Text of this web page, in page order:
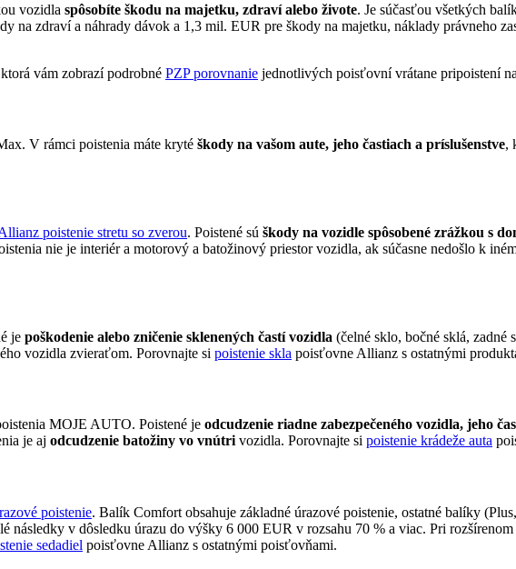
vozidla spôsobíte škodu na majetku, zdraví alebo živote. Je súčasťou všetkých
zdraví a náhrady dávok a 1,3 mil. EUR pre škody na majetku, náklady právneho
vám zobrazí podrobné PZP porovnanie jednotlivých poisťovní vrátane pripoistení
V rámci poistenia máte kryté škody na vašom aute, jeho častiach a príslušenstve,
poistenie stretu so zverou. Poistené sú škody na vozidle spôsobené zrážkou s
nie je interiér a motorový a batožinový priestor vozidla, ak súčasne nedošlo k
je poškodenie alebo zničenie sklenených častí vozidla (čelné sklo, bočné sklá, zadné
vozidla zvieraťom. Porovnajte si poistenie skla poisťovne Allianz s ostatnými
MOJE AUTO. Poistené je odcudzenie riadne zabezpečeného vozidla, jeho
je aj odcudzenie batožiny vo vnútri vozidla. Porovnajte si poistenie krádeže auta
poistenie. Balík Comfort obsahuje základné úrazové poistenie, ostatné balíky
v dôsledku úrazu do výšky 6 000 EUR v rozsahu 70 % a viac. Pri
sedadiel poisťovne Allianz s ostatnými poisťovňami.